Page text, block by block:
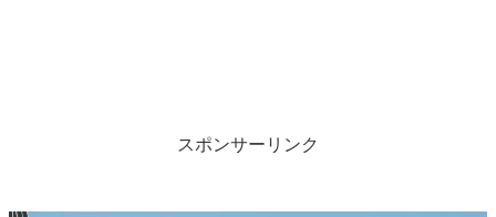
スポンサーリンク